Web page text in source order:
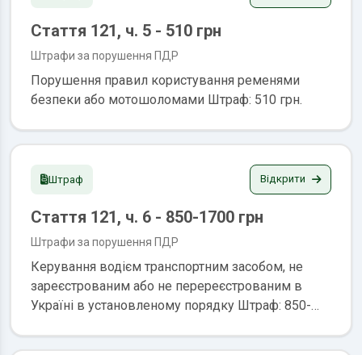
Стаття 121, ч. 5 - 510 грн
Штрафи за порушення ПДР
Порушення правил користування ременями
безпеки або мотошоломами Штраф: 510 грн.
Штраф Відкрити
Стаття 121, ч. 6 - 850-1700 грн
Штрафи за порушення ПДР
Керування водієм транспортним засобом, не
зареєстрованим або не перереєстрованим в
Україні в установленому порядку Штраф: 850-